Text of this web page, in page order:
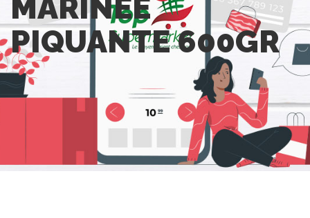
+32 (0)2.611 42 91
info@topsupermarket.be
MARINÉE
PIQUANTE 600GR